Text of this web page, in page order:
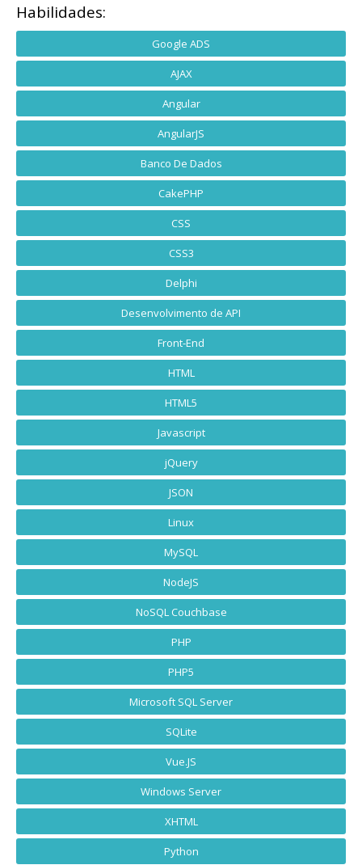
Habilidades:
Google ADS
AJAX
Angular
AngularJS
Banco De Dados
CakePHP
CSS
CSS3
Delphi
Desenvolvimento de API
Front-End
HTML
HTML5
Javascript
jQuery
JSON
Linux
MySQL
NodeJS
NoSQL Couchbase
PHP
PHP5
Microsoft SQL Server
SQLite
Vue.JS
Windows Server
XHTML
Python